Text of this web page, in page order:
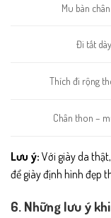
Mu bàn
Đi tất dày
Thích đi rộng
Chân thon –
Lưu ý: Với giày da thật,
để giày định hình đẹp
6. Những lưu ý